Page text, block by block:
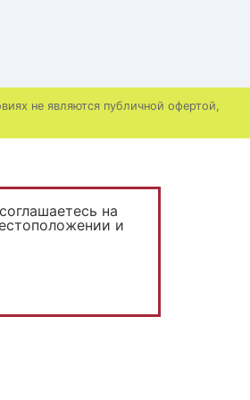
не являются публичной офертой,
на
и